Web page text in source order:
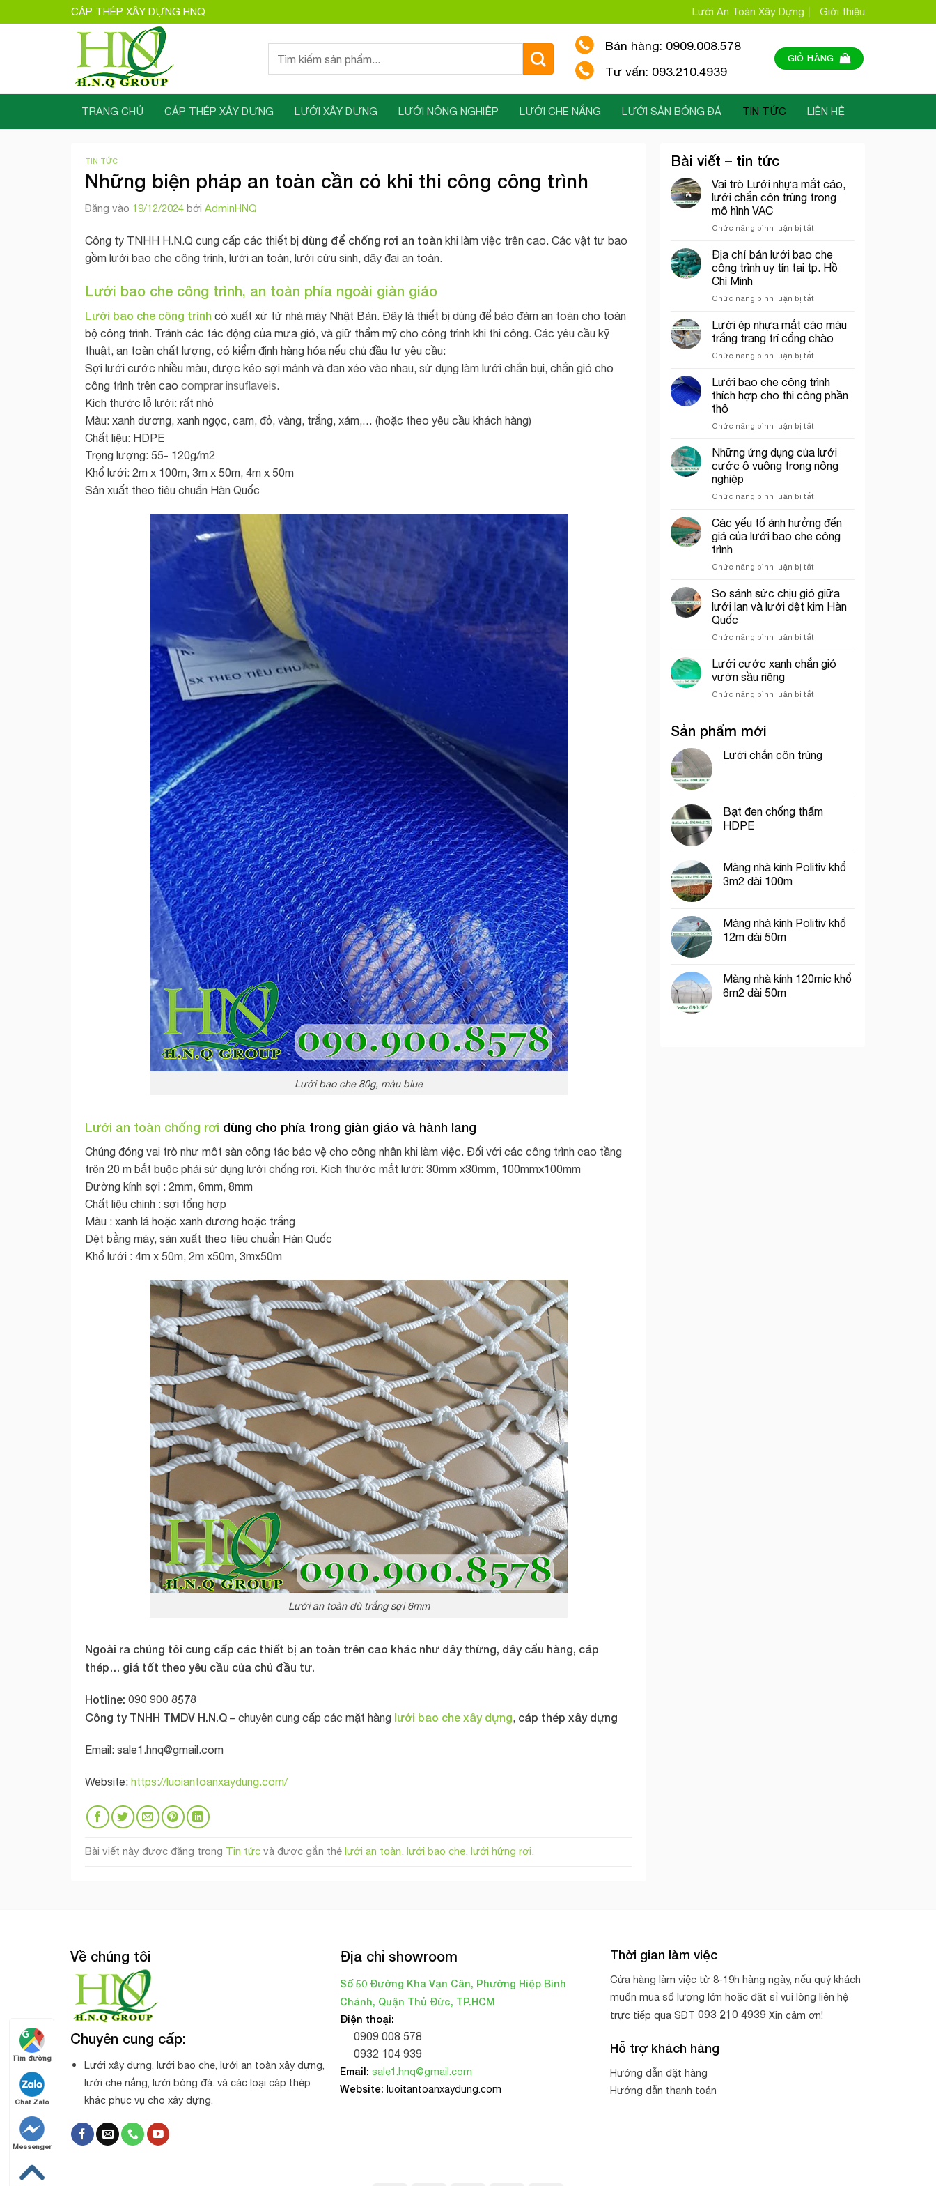
qua
CÁP THÉP XÂY DỰNG HNQ Lưới An Toàn Xây Dựng Giới thiệu
Tìm
Bán hàng: 0909.008.578
Tư vấn: 093.210.4939
GIỎ HÀNG
TRANG CHỦ CÁP THÉP XÂY DỰNG LƯỚI XÂY DỰNG LƯỚI NÔNG NGHIỆP LƯỚI CHE NẮNG LƯỚI SÂN BÓNG ĐÁ TIN TỨC LIÊN HỆ
TIN TỨC
Những biện pháp an toàn cần có khi thi công công trình
Đăng vào 19/12/2024 bởi AdminHNQ
Công ty TNHH H.N.Q cung cấp các thiết bị dùng để chống rơi an toàn khi làm việc trên cao. Các vật tư bao
gồm lưới bao che công trình, lưới an toàn, lưới cứu sinh, dây đai an toàn.
Lưới bao che công trình, an toàn phía ngoài giàn giáo
Lưới bao che công trình có xuất xứ từ nhà máy Nhật Bản. Đây là thiết bị dùng để bảo đảm an toàn cho toàn
bộ công trình. Tránh các tác động của mưa gió, và giữ thẩm mỹ cho công trình khi thi công. Các yêu cầu kỹ
thuật, an toàn chất lượng, có kiểm định hàng hóa nếu chủ đầu tư yêu cầu:
Sợi lưới cước nhiều màu, được kéo sợi mảnh và đan xéo vào nhau, sử dụng làm lưới chắn bụi, chắn gió cho
công trình trên cao comprar insuflaveis.
Kích thước lỗ lưới: rất nhỏ
Màu: xanh dương, xanh ngọc, cam, đỏ, vàng, trắng, xám,… (hoặc theo yêu cầu khách hàng)
Chất liệu: HDPE
Trọng lượng: 55- 120g/m2
Khổ lưới: 2m x 100m, 3m x 50m, 4m x 50m
Sản xuất theo tiêu chuẩn Hàn Quốc
Lưới bao che 80g, màu blue
Lưới an toàn chống rơi dùng cho phía trong giàn giáo và hành lang
Chúng đóng vai trò như môt sàn công tác bảo vệ cho công nhân khi làm việc. Đối với các công trình cao tầng
trên 20 m bắt buộc phải sử dụng lưới chống rơi. Kích thước mắt lưới: 30mm x30mm, 100mmx100mm
Đường kính sợi : 2mm, 6mm, 8mm
Chất liệu chính : sợi tổng hợp
Màu : xanh lá hoặc xanh dương hoặc trắng
Dệt bằng máy, sản xuất theo tiêu chuẩn Hàn Quốc
Khổ lưới : 4m x 50m, 2m x50m, 3mx50m
Lưới an toàn dù trắng sợi 6mm
Ngoài ra chúng tôi cung cấp các thiết bị an toàn trên cao khác như dây thừng, dây cẩu hàng, cáp
thép… giá tốt theo yêu cầu của chủ đầu tư.
Hotline: 090 900 8578
Công ty TNHH TMDV H.N.Q – chuyên cung cấp các mặt hàng lưới bao che xây dựng, cáp thép xây dựng
Email: sale1.hnq@gmail.com
Website: https://luoiantoanxaydung.com/
Bài viết này được đăng trong Tin tức và được gắn thẻ lưới an toàn, lưới bao che, lưới hứng rơi.
Bài viết – tin tức
Vai trò Lưới nhựa mắt cáo,
lưới chắn côn trùng trong
mô hình VAC
Chức năng bình luận bị tắt
trò
Lưới
nhựa
chắn
côn
trùng
hình
VAC
Địa chỉ bán lưới bao che
công trình uy tín tại tp. Hồ
Chí Minh
Chức năng bình luận bị tắt
chỉ
bán
lưới
công
trình
uy
Hồ
Chí
Lưới ép nhựa mắt cáo màu
trắng trang trí cổng chào
Chức năng bình luận bị tắt
ép
nhựa
mắt
trang
cổng
Lưới bao che công trình
thích hợp cho thi công phần
thô
Chức năng bình luận bị tắt
bao
che
công
cho
thi
công
Những ứng dụng của lưới
cước ô vuông trong nông
nghiệp
Chức năng bình luận bị tắt
ứng
dụng
của
vuông
trong
nông
Các yếu tố ảnh hưởng đến
giá của lưới bao che công
trình
Chức năng bình luận bị tắt
yếu
tố
ảnh
của
lưới
So sánh sức chịu gió giữa
lưới lan và lưới dệt kim Hàn
Quốc
Chức năng bình luận bị tắt
sánh
sức
lưới
Lưới cước xanh chắn gió
vườn sầu riêng
Chức năng bình luận bị tắt
gió
vườn
Sản phẩm mới
Lưới chắn côn trùng
Bạt đen chống thấm
HDPE
Màng nhà kính Politiv khổ
3m2 dài 100m
Màng nhà kính Politiv khổ
12m dài 50m
Màng nhà kính 120mic khổ
6m2 dài 50m
Về chúng tôi
Chuyên cung cấp:
Lưới xây dựng, lưới bao che, lưới an toàn xây dựng,
lưới che nắng, lưới bóng đá. và các loại cáp thép
khác phục vụ cho xây dựng.
Địa chỉ showroom
Số 50 Đường Kha Vạn Cân, Phường Hiệp Bình
Chánh, Quận Thủ Đức, TP.HCM
Điện thoại:
0909 008 578
0932 104 939
Email: sale1.hnq@gmail.com
Website: luoitantoanxaydung.com
Thời gian làm việc
Cửa hàng làm việc từ 8-19h hàng ngày, nếu quý khách
muốn mua số lượng lớn hoặc đặt sỉ vui lòng liên hệ
trực tiếp qua SĐT 093 210 4939 Xin cảm ơn!
Hỗ trợ khách hàng
Hướng dẫn đặt hàng
Hướng dẫn thanh toán
Tìm đường
Chat Zalo
Messenger